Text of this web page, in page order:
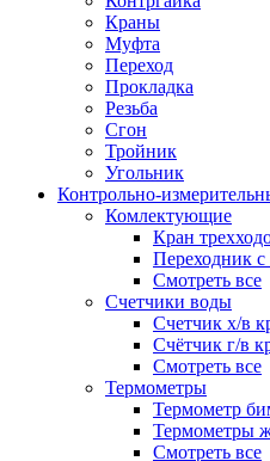
Краны
Муфта
Переход
Прокладка
Резьба
Сгон
Тройник
Угольник
Контрольно-
Комлектующие
Кран
Переходник
Смотреть все
Счетчики воды
Счетчик х/в
Счётчик г/в
Смотреть все
Термометры
Термометр
Термометры
Смотреть все